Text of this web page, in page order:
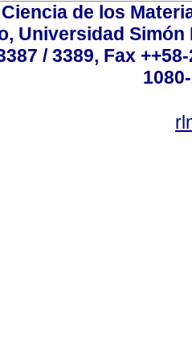
de los
Universidad
/ 3389, Fax